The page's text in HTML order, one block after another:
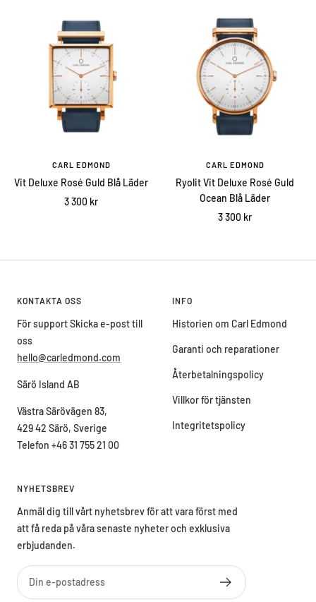
CARL EDMOND
Vit Deluxe Rosé Guld Blå Läder
Sale
3 300 kr
CARL EDMOND
Ryolit Vit Deluxe Rosé Guld
Ocean Blå Läder
Sale
3 300 kr
KONTAKTA OSS
För support Skicka e-post till
oss
hello@carledmond.com
Särö Island AB
Västra Särövägen 83,
429 42 Särö, Sverige
Telefon +46 31 755 21 00
INFO
Historien om Carl Edmond
Garanti och reparationer
Återbetalningspolicy
Villkor för tjänsten
Integritetspolicy
NYHETSBREV
Anmäl dig till vårt nyhetsbrev för att vara först med
att få reda på våra senaste nyheter och exklusiva
erbjudanden.
Din e-postadress